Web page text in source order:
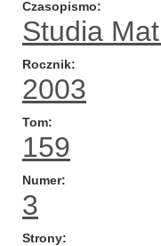
Czasopismo
Studia
Rocznik
2003
Tom
159
Numer
3
Strony